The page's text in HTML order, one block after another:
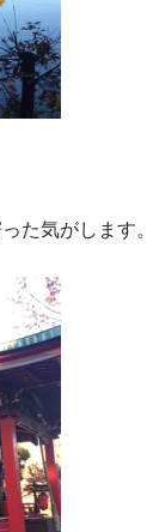
た気がします。